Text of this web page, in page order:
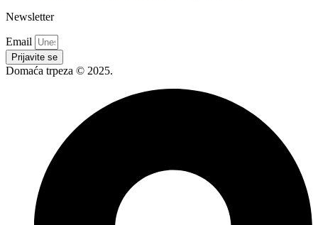
Newsletter
Email
Prijavite se
Domaća trpeza © 2025.